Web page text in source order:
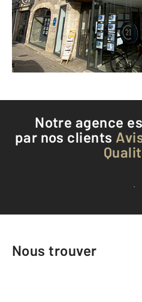
Envoyer
Notre agence
par nos clients
Voir tous les
Nous trouver